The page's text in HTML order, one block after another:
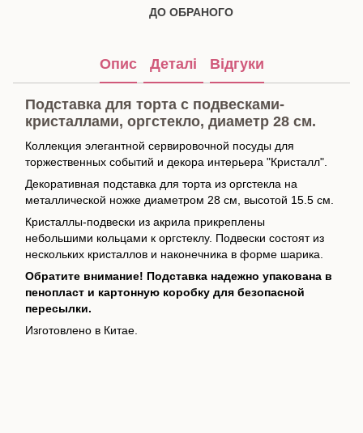
ДО ОБРАНОГО
Опис Деталі Відгуки
Подставка для торта с подвесками-
кристаллами, оргстекло, диаметр 28 см.
Коллекция элегантной сервировочной посуды для
торжественных событий и декора интерьера "Кристалл".
Декоративная подставка для торта из оргстекла на
металлической ножке диаметром 28 см, высотой 15.5 см.
Кристаллы-подвески из акрила прикреплены
небольшими кольцами к оргстеклу. Подвески состоят из
нескольких кристаллов и наконечника в форме шарика.
Обратите внимание! Подставка надежно упакована в
пенопласт и картонную коробку для безопасной
пересылки.
Изготовлено в Китае.